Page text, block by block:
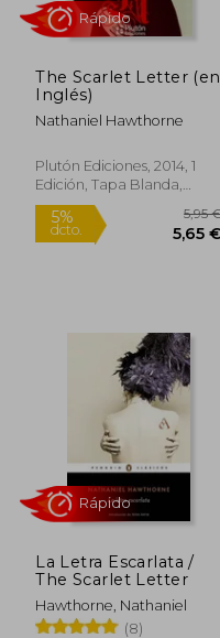
The Scarlet Letter (en
Inglés)
Nathaniel Hawthorne
Plutón Ediciones, 2014, 1
Edición, Tapa Blanda,
Nuevo
Rápido
La Letra Escarlata /
The Scarlet Letter
Hawthorne, Nathaniel
(8)